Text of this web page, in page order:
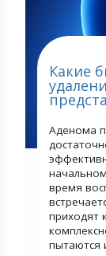
Какие
Аденома
время
приходят
пытаются